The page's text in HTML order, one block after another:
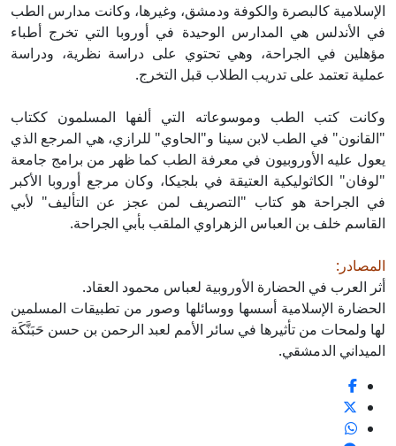
الإسلامية كالبصرة والكوفة ودمشق، وغيرها، وكانت مدارس الطب
في الأندلس هي المدارس الوحيدة في أوروبا التي تخرج أطباء
مؤهلين في الجراحة، وهي تحتوي على دراسة نظرية، ودراسة
عملية تعتمد على تدريب الطلاب قبل التخرج.
وكانت كتب الطب وموسوعاته التي ألفها المسلمون ككتاب
"القانون" في الطب لابن سينا و"الحاوي" للرازي، هي المرجع الذي
يعول عليه الأوروبيون في معرفة الطب كما ظهر من برامج جامعة
"لوفان" الكاثوليكية العتيقة في بلجيكا، وكان مرجع أوروبا الأكبر
في الجراحة هو كتاب "التصريف لمن عجز عن التأليف" لأبي
القاسم خلف بن العباس الزهراوي الملقب بأبي الجراحة.
المصادر:
أثر العرب في الحضارة الأوروبية لعباس محمود العقاد.
الحضارة الإسلامية أسسها ووسائلها وصور من تطبيقات المسلمين
لها ولمحات من تأثيرها في سائر الأمم لعبد الرحمن بن حسن حَبَنَّكَة
الميداني الدمشقي.